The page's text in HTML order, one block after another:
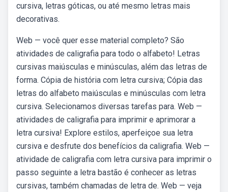
cursiva, letras góticas, ou até mesmo letras mais
decorativas.
Web — você quer esse material completo? São
atividades de caligrafia para todo o alfabeto! Letras
cursivas maiúsculas e minúsculas, além das letras de
forma. Cópia de história com letra cursiva; Cópia das
letras do alfabeto maiúsculas e minúsculas com letra
cursiva. Selecionamos diversas tarefas para. Web —
atividades de caligrafia para imprimir e aprimorar a
letra cursiva! Explore estilos, aperfeiçoe sua letra
cursiva e desfrute dos benefícios da caligrafia. Web —
atividade de caligrafia com letra cursiva para imprimir o
passo seguinte a letra bastão é conhecer as letras
cursivas, também chamadas de letra de. Web — veja